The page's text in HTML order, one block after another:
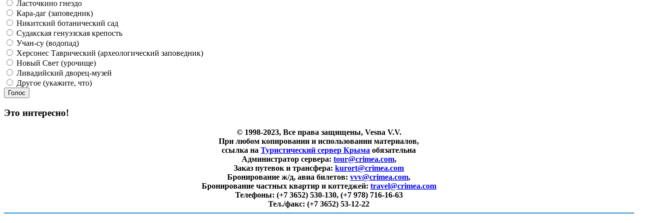
Ласточкино гнездо
Кара-даг (заповедник)
Никитский ботанический сад
Судакская генуэзская крепость
Учан-су (водопад)
Херсонес Таврический (археологический заповедник)
Новый Свет (урочище)
Ливадийский дворец-музей
Другое (укажите, что)
Это интересно!
© 1998-2023, Все права защищены, Vesna V.V.
При любом копировании и использовании материалов,
ссылка наТуристический сервер Крыма обязательна
Администратор сервера: tour@crimea.com,
Заказ путевок и трансфера:kurort@crimea.com
Бронирование ж/д, авиа билетов:vvv@crimea.com,
Бронирование частных квартир и коттеджей: travel@crimea.com
Телефоны: (+7 3652) 530-130, (+7 978) 716-16-63
Тел./факс:(+7 3652) 53-12-22